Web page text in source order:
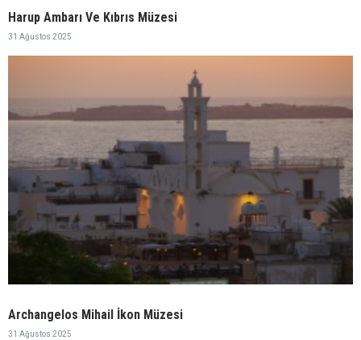
Harup Ambarı Ve Kıbrıs Müzesi
31 Ağustos 2025
Archangelos Mihail İkon Müzesi
31 Ağustos 2025